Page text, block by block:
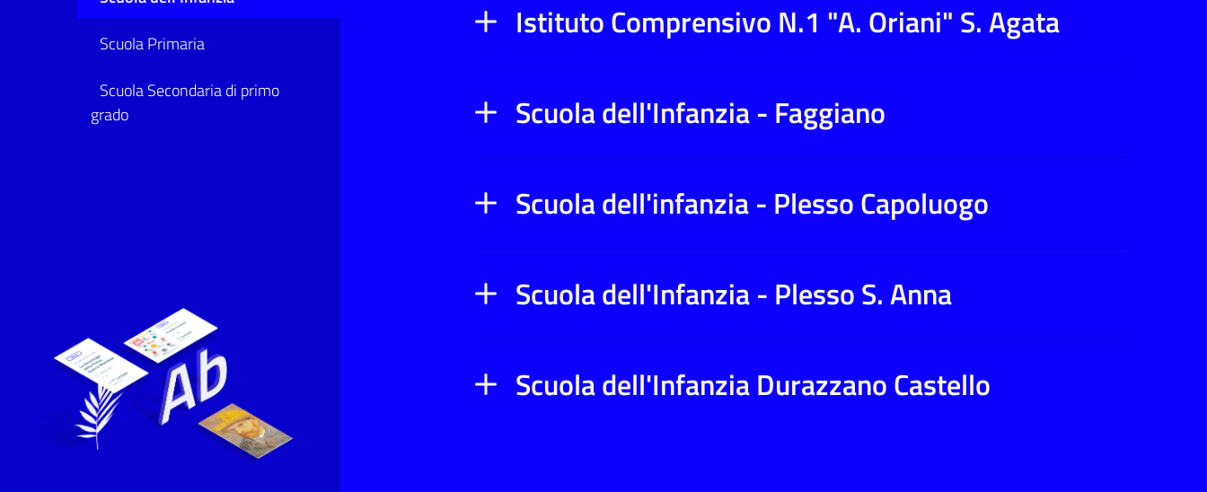
Scuola Primaria
Scuola Secondaria di primo
grado
Istituto Comprensivo N.1 "A. Oriani" S. Agata
Scuola dell'Infanzia - Faggiano
Scuola dell'infanzia - Plesso Capoluogo
Scuola dell'Infanzia - Plesso S. Anna
Scuola dell'Infanzia Durazzano Castello